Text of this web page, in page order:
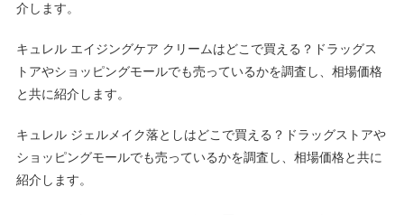
介します。
キュレル エイジングケア クリームはどこで買える？ドラッグス
トアやショッピングモールでも売っているかを調査し、相場価格
と共に紹介します。
キュレル ジェルメイク落としはどこで買える？ドラッグストアや
ショッピングモールでも売っているかを調査し、相場価格と共に
紹介します。